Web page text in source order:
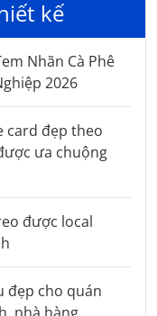
kế
Nhãn Cà Phê
2026
card đẹp theo
ưa chuộng
được local
đẹp cho quán
nhà hàng